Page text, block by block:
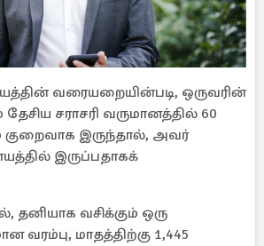
வரையறையின்படி, ஒருவரின்
சராசரி வருமானத்தில் 60
குறைவாக இருந்தால், அவர்
இருப்பதாகக்
வசிக்கும் ஒரு
வரம்பு, மாதத்திற்கு 1,445